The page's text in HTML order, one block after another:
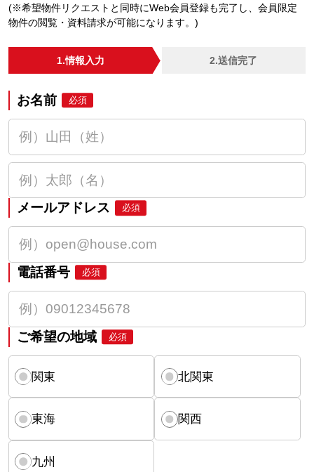
(※希望物件リクエストと同時にWeb会員登録も完了し、会員限定
物件の閲覧・資料請求が可能になります。)
1.情報入力 2.送信完了
お名前 必須
メールアドレス 必須
電話番号 必須
ご希望の地域 必須
関東 北関東
東海 関西
九州